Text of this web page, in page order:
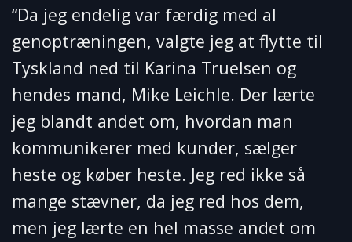
“Da jeg endelig var færdig med al
genoptræningen, valgte jeg at flytte til
Tyskland ned til Karina Truelsen og
hendes mand, Mike Leichle. Der lærte
jeg blandt andet om, hvordan man
kommunikerer med kunder, sælger
heste og køber heste. Jeg red ikke så
mange stævner, da jeg red hos dem,
men jeg lærte en hel masse andet om